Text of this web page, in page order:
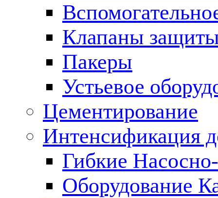
Клапаны
Пакеры
Устьевое
Цементирование
Интенсификация
Гибкие
Оборудование